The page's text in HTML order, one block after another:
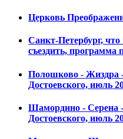
Церковь
Санкт-Петербург,
съездить, программа
Полошково - Жиздра
Достоевского, июль
Шамордино - Серена -
Достоевского, июль